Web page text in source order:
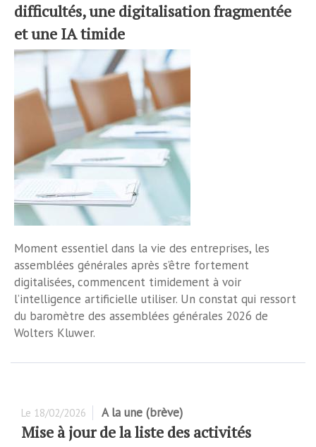
difficultés, une digitalisation fragmentée
et une IA timide
Moment essentiel dans la vie des entreprises, les
assemblées générales après s’être fortement
digitalisées, commencent timidement à voir
l’intelligence artificielle utiliser. Un constat qui ressort
du baromètre des assemblées générales 2026 de
Wolters Kluwer.
Le 18/02/2026 A la une (brève)
Mise à jour de la liste des activités